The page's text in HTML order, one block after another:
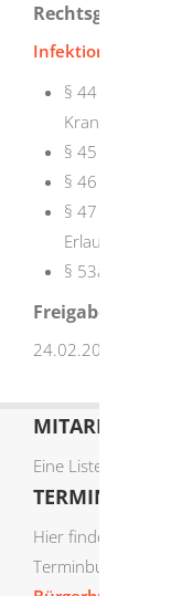
Rechtsgrundlage
§ 44
§ 45
§ 46 Tätigkeit
§ 47
Erlaubnis
§ 53a Absatz
Freigabevermerk
24.02.2026
Eine Liste der
TERMIN
Hier finden Sie
Terminbuchung: